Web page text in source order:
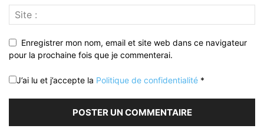
Enregistrer mon nom, email et site web dans ce navigateur
pour la prochaine fois que je commenterai.
J’ai lu et j’accepte la Politique de confidentialité *